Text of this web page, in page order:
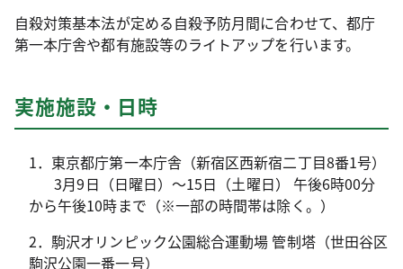
自殺対策基本法が定める自殺予防月間に合わせて、都庁
第一本庁舎や都有施設等のライトアップを行います。
実施施設・日時
1．東京都庁第一本庁舎（新宿区西新宿二丁目8番1号）
3月9日（日曜日）～15日（土曜日） 午後6時00分
から午後10時まで（※一部の時間帯は除く。）
2．駒沢オリンピック公園総合運動場 管制塔（世田谷区
駒沢公園一番一号）